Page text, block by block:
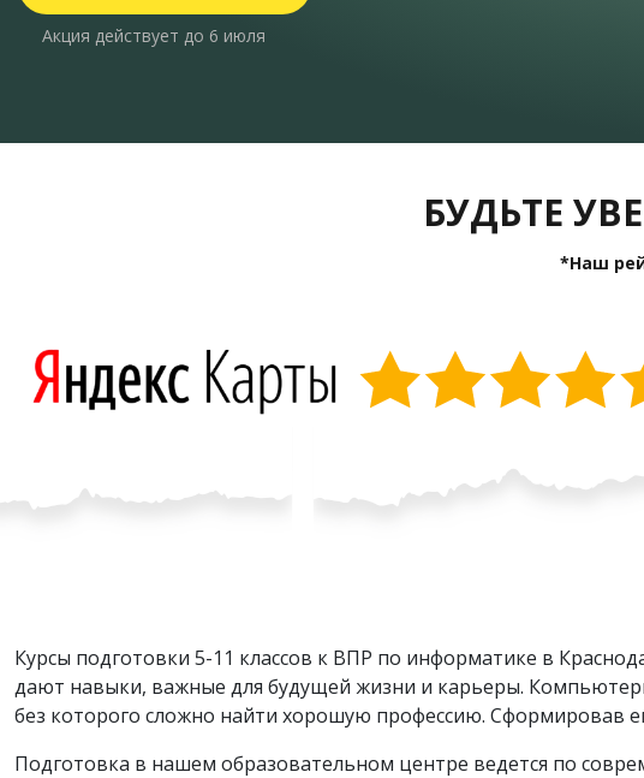
Акция действует до 6 июля
БУДЬТЕ
*Наш
Курсы подготовки 5-11 классов к ВПР по информатике в
дают навыки, важные для будущей жизни и карьеры.
без которого сложно найти хорошую профессию. Сформировав
Подготовка в нашем образовательном центре ведется по